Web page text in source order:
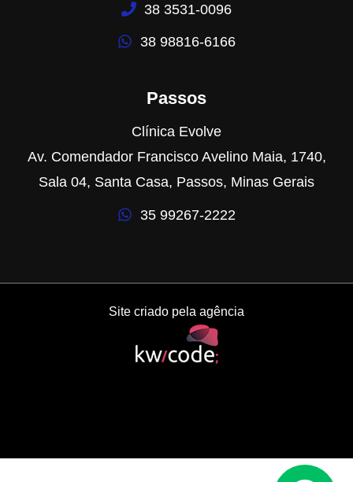
38 3531-0096
38 98816-6166
Passos
Clínica Evolve
Av. Comendador Francisco Avelino Maia, 1740,
Sala 04, Santa Casa, Passos, Minas Gerais
35 99267-2222
Site criado pela agência